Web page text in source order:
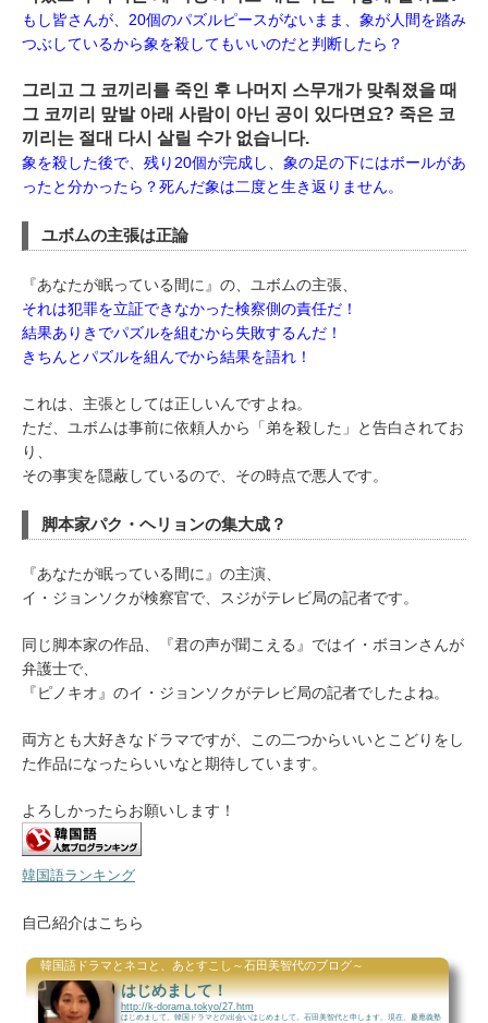
もし皆さんが、20個のパズルピースがないまま、象が人間を踏み
つぶしているから象を殺してもいいのだと判断したら？
그리고 그 코끼리를 죽인 후 나머지 스무개가 맞춰졌을 때
그 코끼리 맢발 아래 사람이 아닌 공이 있다면요? 죽은 코
끼리는 절대 다시 살릴 수가 없습니다.
象を殺した後で、残り20個が完成し、象の足の下にはボールがあ
ったと分かったら？死んだ象は二度と生き返りません。
ユボムの主張は正論
『あなたが眠っている間に』の、ユボムの主張、
それは犯罪を立証できなかった検察側の責任だ！
結果ありきでパズルを組むから失敗するんだ！
きちんとパズルを組んでから結果を語れ！
これは、主張としては正しいんですよね。
ただ、ユボムは事前に依頼人から「弟を殺した」と告白されてお
り、
その事実を隠蔽しているので、その時点で悪人です。
脚本家パク・ヘリョンの集大成？
『あなたが眠っている間に』の主演、
イ・ジョンソクが検察官で、スジがテレビ局の記者です。
同じ脚本家の作品、『君の声が聞こえる』ではイ・ボヨンさんが
弁護士で、
『ピノキオ』のイ・ジョンソクがテレビ局の記者でしたよね。
両方とも大好きなドラマですが、この二つからいいとこどりをし
た作品になったらいいなと期待しています。
よろしかったらお願いします！
韓国語ランキング
自己紹介はこちら
韓国語ドラマとネコと、あとすこし～石田美智代のブログ～
はじめまして！
http://k-dorama.tokyo/27.htm
はじめまして。韓国ドラマとの出会いはじめまして。石田美智代と申します。現在、慶應義塾